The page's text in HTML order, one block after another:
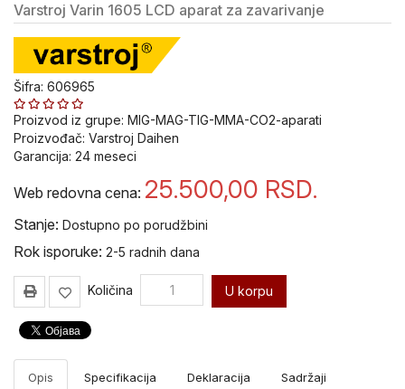
Pribor
za
Sečenje
Pribor za
popravku
navoja V-
i
nareznice
VOLKEL
Ručni
Varstroj Varin 1605 LCD aparat za zavarivanje
Šifra: 606965
Proizvod iz grupe: MIG-MAG-TIG-MMA-CO2-aparati
Proizvođač: Varstroj Daihen
Garancija: 24 meseci
Web redovna cena: 25.500,00 RSD.
Stanje: Dostupno po porudžbini
Rok isporuke: 2-5 radnih dana
Količina U korpu
Opis Specifikacija Deklaracija Sadržaji